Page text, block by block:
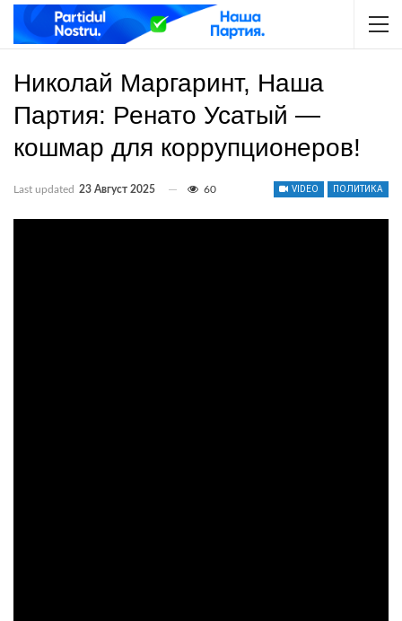
Николай Маргаринт, Наша
Партия: Ренато Усатый —
кошмар для коррупционеров!
VIDEO ПОЛИТИКА
Last updated 23 Август 2025 60